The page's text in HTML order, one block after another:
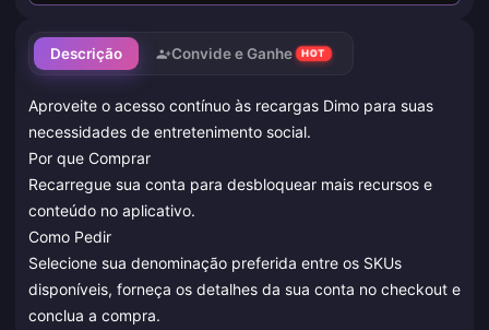
Descrição Convide e Ganhe HOT
Aproveite o acesso contínuo às recargas Dimo para suas
necessidades de entretenimento social.
Por que Comprar
Recarregue sua conta para desbloquear mais recursos e
conteúdo no aplicativo.
Como Pedir
Selecione sua denominação preferida entre os SKUs
disponíveis, forneça os detalhes da sua conta no checkout e
conclua a compra.